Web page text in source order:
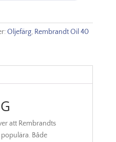
Oljefärg, Rembrandt Oil 40
att Rembrandts
Både